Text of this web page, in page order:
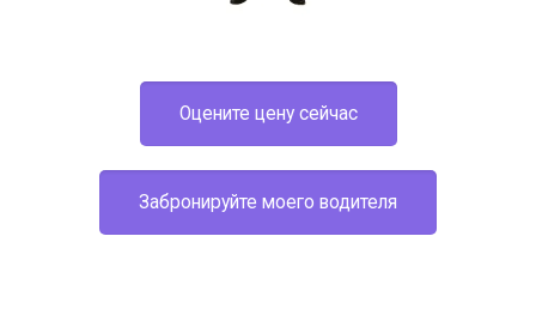
Оцените цену сейчас
Забронируйте моего водителя